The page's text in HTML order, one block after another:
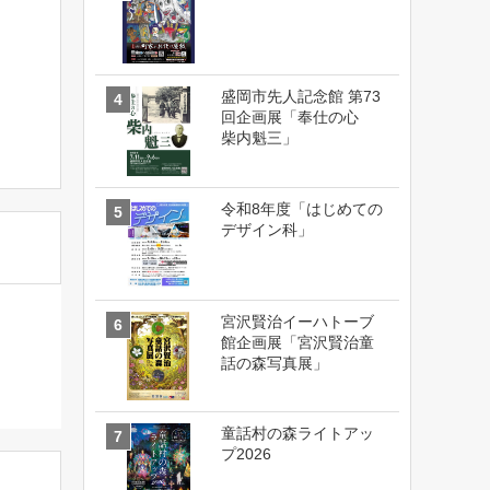
盛岡市先人記念館 第73
回企画展「奉仕の心
柴内魁三」
令和8年度「はじめての
デザイン科」
宮沢賢治イーハトーブ
館企画展「宮沢賢治童
話の森写真展」
童話村の森ライトアッ
プ2026